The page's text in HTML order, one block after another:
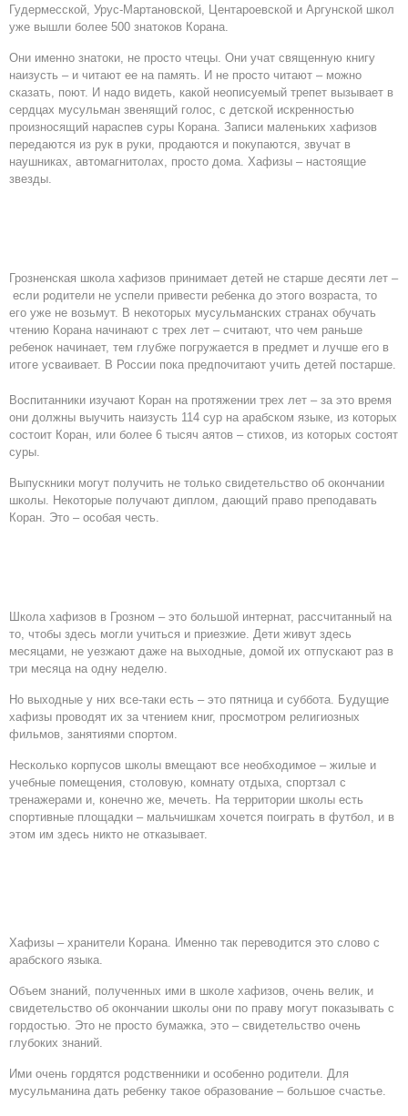
Гудермесской, Урус-Мартановской, Центароевской и Аргунской школ
уже вышли более 500 знатоков Корана.
Они именно знатоки, не просто чтецы. Они учат священную книгу
наизусть – и читают ее на память. И не просто читают – можно
сказать, поют. И надо видеть, какой неописуемый трепет вызывает в
сердцах мусульман звенящий голос, с детской искренностью
произносящий нараспев суры Корана. Записи маленьких хафизов
передаются из рук в руки, продаются и покупаются, звучат в
наушниках, автомагнитолах, просто дома. Хафизы – настоящие
звезды.
Грозненская школа хафизов принимает детей не старше десяти лет –
если родители не успели привести ребенка до этого возраста, то
его уже не возьмут. В некоторых мусульманских странах обучать
чтению Корана начинают с трех лет – считают, что чем раньше
ребенок начинает, тем глубже погружается в предмет и лучше его в
итоге усваивает. В России пока предпочитают учить детей постарше.
Воспитанники изучают Коран на протяжении трех лет – за это время
они должны выучить наизусть 114 сур на арабском языке, из которых
состоит Коран, или более 6 тысяч аятов – стихов, из которых состоят
суры.
Выпускники могут получить не только свидетельство об окончании
школы. Некоторые получают диплом, дающий право преподавать
Коран. Это – особая честь.
Школа хафизов в Грозном – это большой интернат, рассчитанный на
то, чтобы здесь могли учиться и приезжие. Дети живут здесь
месяцами, не уезжают даже на выходные, домой их отпускают раз в
три месяца на одну неделю.
Но выходные у них все-таки есть – это пятница и суббота. Будущие
хафизы проводят их за чтением книг, просмотром религиозных
фильмов, занятиями спортом.
Несколько корпусов школы вмещают все необходимое – жилые и
учебные помещения, столовую, комнату отдыха, спортзал с
тренажерами и, конечно же, мечеть. На территории школы есть
спортивные площадки – мальчишкам хочется поиграть в футбол, и в
этом им здесь никто не отказывает.
Хафизы – хранители Корана. Именно так переводится это слово с
арабского языка.
Объем знаний, полученных ими в школе хафизов, очень велик, и
свидетельство об окончании школы они по праву могут показывать с
гордостью. Это не просто бумажка, это – свидетельство очень
глубоких знаний.
Ими очень гордятся родственники и особенно родители. Для
мусульманина дать ребенку такое образование – большое счастье.